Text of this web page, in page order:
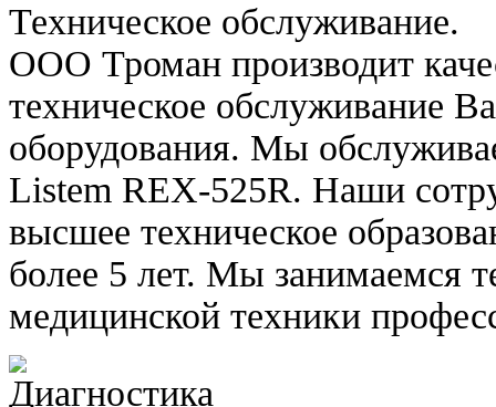
Техническое обслуживание.
ООО Троман производит
техническое обслуживание
оборудования. Мы
Listem REX-525R. Наши
высшее техническое
более 5 лет. Мы занимаемся
медицинской техники